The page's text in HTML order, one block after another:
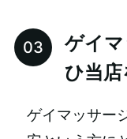
ゲイ
ひ当
ゲイマッサー